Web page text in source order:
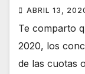
ABRIL 13,
Te comparto
2020, los
de las cuotas